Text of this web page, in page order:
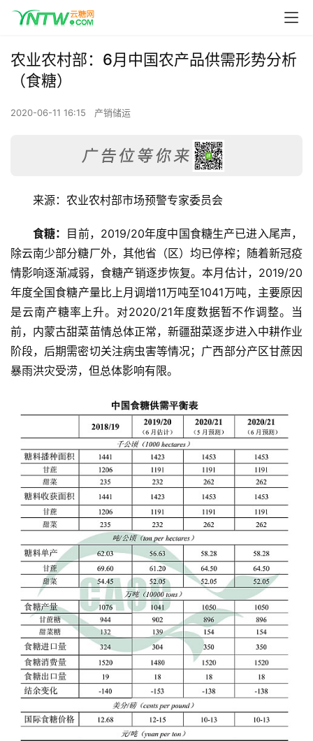
首
页
云
糖
农业农村部：6月中国农产品供需形势分析
（食糖）
2020-06-11 16:15 产销储运
来源：农业农村部市场预警专家委员会
食糖： 目前，2019/20年度中国食糖生产已进入尾声，
除云南少部分糖厂外，其他省（区）均已停榨；随着新冠疫
情影响逐渐减弱，食糖产销逐步恢复。本月估计，2019/20
年度全国食糖产量比上月调增11万吨至1041万吨，主要原因
是云南产糖率上升。对2020/21年度数据暂不作调整。当
前，内蒙古甜菜苗情总体正常，新疆甜菜逐步进入中耕作业
阶段，后期需密切关注病虫害等情况；广西部分产区甘蔗因
暴雨洪灾受涝，但总体影响有限。